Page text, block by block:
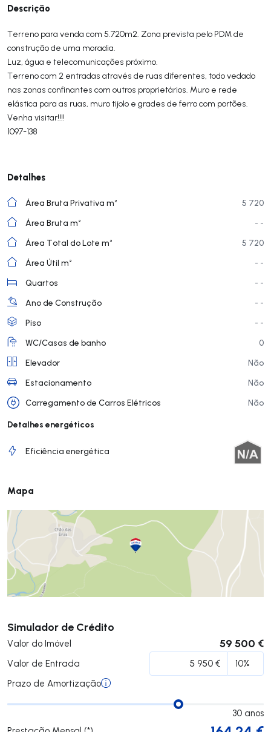
Descrição
Terreno para venda com 5.720m2. Zona prevista pelo PDM de
construção de uma moradia.
Luz, água e telecomunicações próximo.
Terreno com 2 entradas através de ruas diferentes, todo vedado
nas zonas confinantes com outros proprietários. Muro e rede
elástica para as ruas, muro tijolo e grades de ferro com portões.
Venha visitar!!!!
1097-138
Detalhes
Área Bruta Privativa m²
5 720
Área Bruta m²
- -
Área Total do Lote m²
5 720
Área Útil m²
- -
Quartos
- -
Ano de Construção
- -
Piso
- -
WC/Casas de banho
0
Elevador
Não
Estacionamento
Não
Carregamento de Carros Elétricos
Não
Detalhes energéticos
Eficiência energética
Mapa
Simulador de Crédito
Valor do Imóvel 59 500 €
Valor de Entrada
Prazo de Amortização
30 anos
Submeter